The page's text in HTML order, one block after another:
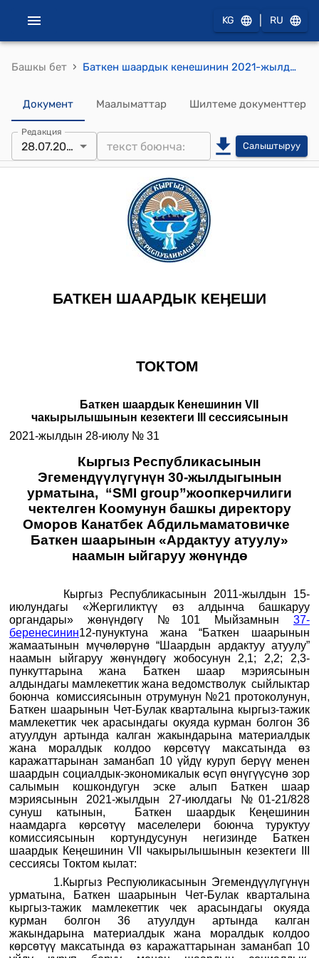
KG RU
Башкы бет › Баткен шаардык кенешинин 2021-жылдын 28-июлундагы № 31 "Кыргыз Республикасынын Эгемендүүлүгүнүн 30-жылдыгынын урматына, “SMI group”жоопкерчилиги чектелген Коомунун башкы директору Оморов Канатбек Абдильмаматовичке Баткен шаарынын «Ардактуу атуулу» наамын ыйгаруу жөнүндө" токтому
Документ Маалыматтар Шилтеме документтер
Редакция
28.07.2021 Салыштыруу